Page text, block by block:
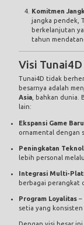
Komitmen
jangka pendek,
berkelanjutan
tahun
Visi
Tunai4D tidak
besarnya adalah
Asia , bahkan
lain:
Ekspansi Game Baru
ornamental dengan
Peningkatan
lebih personal
Integrasi Multi-
berbagai perangkat
Program Loyalitas –
setia yang konsisten